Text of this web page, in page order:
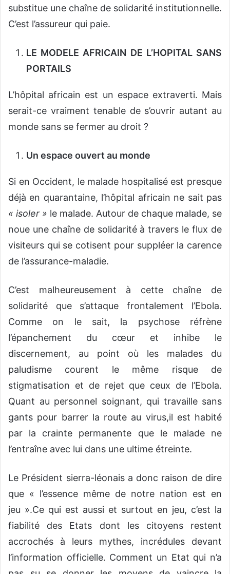
substitue une chaîne de solidarité institutionnelle.
C’est l’assureur qui paie.
LE MODELE AFRICAIN DE L’HOPITAL SANS
PORTAILS
L’hôpital africain est un espace extraverti. Mais
serait-ce vraiment tenable de s’ouvrir autant au
monde sans se fermer au droit ?
Un espace ouvert au monde
Si en Occident, le malade hospitalisé est presque
déjà en quarantaine, l’hôpital africain ne sait pas
« isoler » le malade. Autour de chaque malade, se
noue une chaîne de solidarité à travers le flux de
visiteurs qui se cotisent pour suppléer la carence
de l’assurance-maladie.
C’est malheureusement à cette chaîne de
solidarité que s’attaque frontalement l’Ebola.
Comme on le sait, la psychose réfrène
l’épanchement du cœur et inhibe le
discernement, au point où les malades du
paludisme courent le même risque de
stigmatisation et de rejet que ceux de l’Ebola.
Quant au personnel soignant, qui travaille sans
gants pour barrer la route au virus,il est habité
par la crainte permanente que le malade ne
l’entraîne avec lui dans une ultime étreinte.
Le Président sierra-léonais a donc raison de dire
que « l’essence même de notre nation est en
jeu ».Ce qui est aussi et surtout en jeu, c’est la
fiabilité des Etats dont les citoyens restent
accrochés à leurs mythes, incrédules devant
l’information officielle. Comment un Etat qui n’a